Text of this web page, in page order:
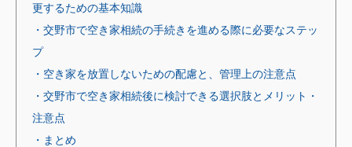
更するための基本知識
・交野市で空き家相続の手続きを進める際に必要なステッ
プ
・空き家を放置しないための配慮と、管理上の注意点
・交野市で空き家相続後に検討できる選択肢とメリット・
注意点
・まとめ